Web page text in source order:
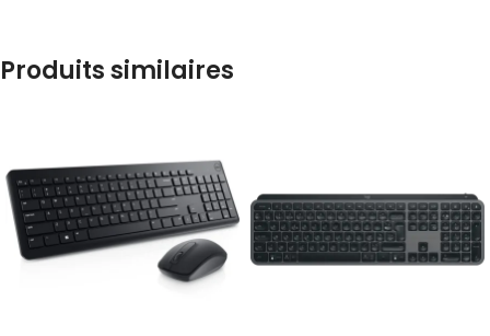
Produits similaires